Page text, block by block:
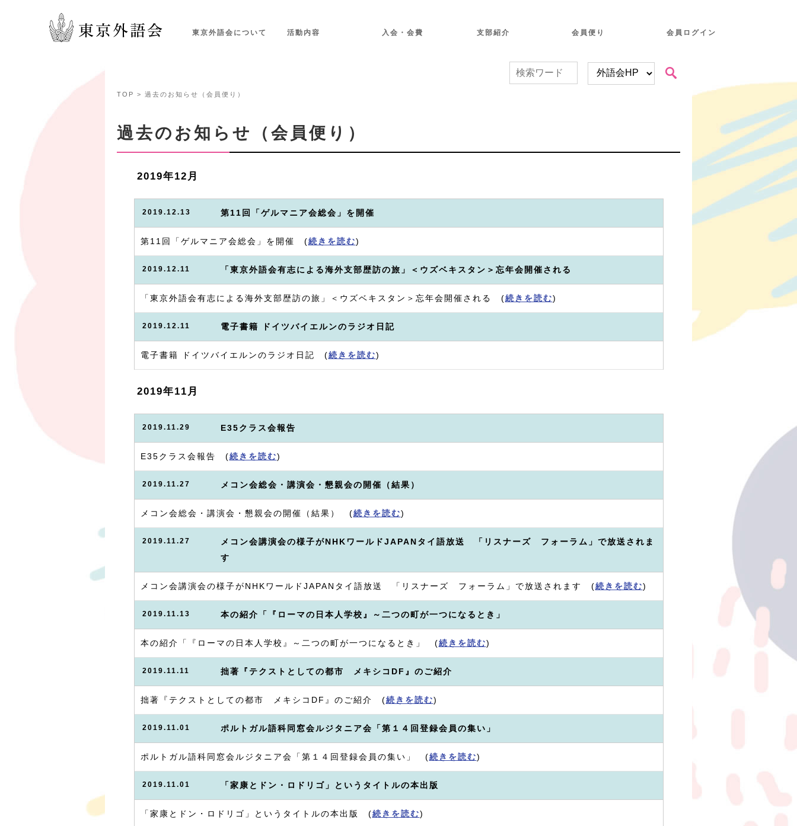
東京外語会について 活動内容 入会・会費 支部紹介 会員便り 会員ログイン
TOP > 過去のお知らせ（会員便り）
過去のお知らせ（会員便り）
2019年12月
2019.12.13 第11回「ゲルマニア会総会」を開催
第11回「ゲルマニア会総会」を開催 (続きを読む)
2019.12.11 「東京外語会有志による海外支部歴訪の旅」＜ウズベキスタン＞忘年会開催される
「東京外語会有志による海外支部歴訪の旅」＜ウズベキスタン＞忘年会開催される (続きを読む)
2019.12.11 電子書籍 ドイツバイエルンのラジオ日記
電子書籍 ドイツバイエルンのラジオ日記 (続きを読む)
2019年11月
2019.11.29 E35クラス会報告
E35クラス会報告 (続きを読む)
2019.11.27 メコン会総会・講演会・懇親会の開催（結果）
メコン会総会・講演会・懇親会の開催（結果） (続きを読む)
2019.11.27
メコン会講演会の様子がNHKワールドJAPANタイ語放送 「リスナーズ フォーラム」で放送されま
す
メコン会講演会の様子がNHKワールドJAPANタイ語放送 「リスナーズ フォーラム」で放送されます (続きを読む)
2019.11.13 本の紹介「『ローマの日本人学校』～二つの町が一つになるとき」
本の紹介「『ローマの日本人学校』～二つの町が一つになるとき」 (続きを読む)
2019.11.11 拙著『テクストとしての都市 メキシコDF』のご紹介
拙著『テクストとしての都市 メキシコDF』のご紹介 (続きを読む)
2019.11.01 ポルトガル語科同窓会ルジタニア会「第１４回登録会員の集い」
ポルトガル語科同窓会ルジタニア会「第１４回登録会員の集い」 (続きを読む)
2019.11.01 「家康とドン・ロドリゴ」というタイトルの本出版
「家康とドン・ロドリゴ」というタイトルの本出版 (続きを読む)